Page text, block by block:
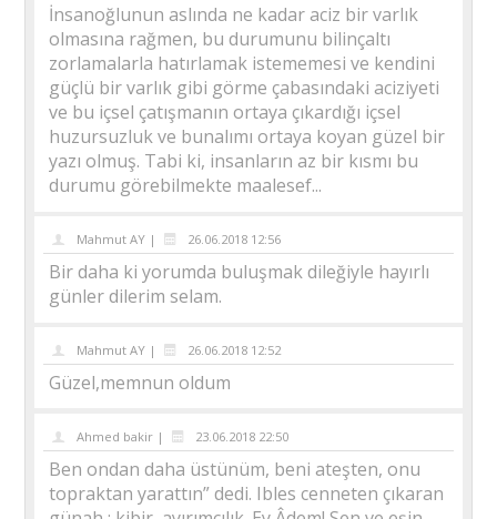
İnsanoğlunun aslında ne kadar aciz bir varlık
olmasına rağmen, bu durumunu bilinçaltı
zorlamalarla hatırlamak istememesi ve kendini
güçlü bir varlık gibi görme çabasındaki aciziyeti
ve bu içsel çatışmanın ortaya çıkardığı içsel
huzursuzluk ve bunalımı ortaya koyan güzel bir
yazı olmuş. Tabi ki, insanların az bir kısmı bu
durumu görebilmekte maalesef...
Mahmut AY | 26.06.2018 12:56
Bir daha ki yorumda buluşmak dileğiyle hayırlı
günler dilerim selam.
Mahmut AY | 26.06.2018 12:52
Güzel,memnun oldum
Ahmed bakir | 23.06.2018 22:50
Ben ondan daha üstünüm, beni ateşten, onu
topraktan yarattın” dedi. Ibles cenneten çıkaran